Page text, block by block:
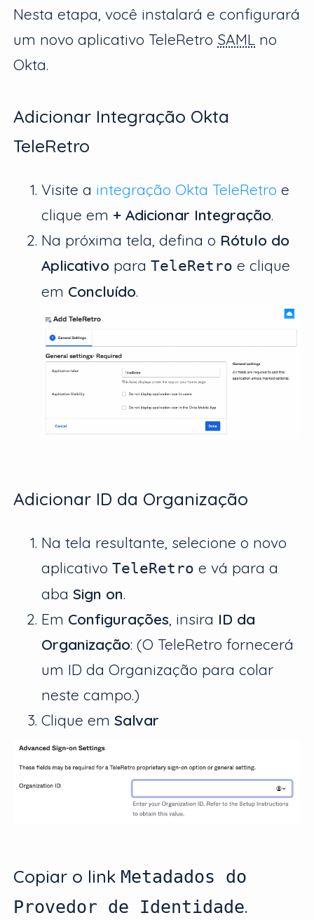
Nesta etapa, você instalará e configurará
um novo aplicativo TeleRetro SAML no
Okta.
Adicionar Integração Okta
TeleRetro
Visite a integração Okta TeleRetro e
clique em + Adicionar Integração.
Na próxima tela, defina o Rótulo do
Aplicativo paraTeleRetro e clique
em Concluído.
Adicionar ID da Organização
Na tela resultante, selecione o novo
aplicativoTeleRetro e vá para a
abaSign on.
Em Configurações , insira ID da
Organização:(O TeleRetro fornecerá
um ID da Organização para colar
neste campo.)
Clique emSalvar
Copiar o link Metadados do
Provedor de Identidade.